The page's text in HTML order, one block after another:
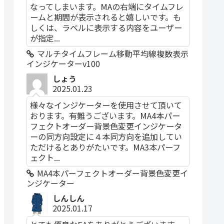
なってしまいます。MAの右端にタイムフレ
ームと期間が表示されると嬉しいです。も
しくは、ラベルに表示する内容をユーザー
が指定...
マルチタイムフレーム移動平均線複数表示
インジケーターv100
しょう
2025.01.23
様々なインジケーターを使用させて頂いて
おります。有難うございます。MA4本パー
フェクトオーダー背景色変更インジケータ
ーの同方向設定に４本同方向を追加してい
ただけるとありがたいです。MA3本パーフ
ェクト...
MA4本パーフェクトオーダー背景色変更イ
ンジケーター
しんしん
2025.01.17